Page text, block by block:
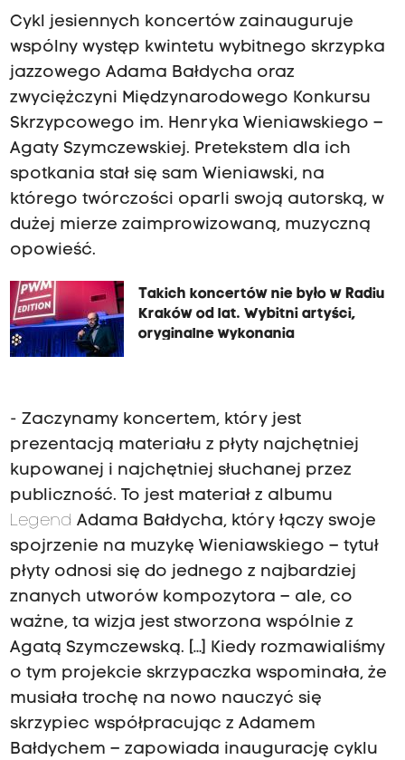
Cykl jesiennych koncertów zainauguruje
wspólny występ kwintetu wybitnego skrzypka
jazzowego Adama Bałdycha oraz
zwyciężczyni Międzynarodowego Konkursu
Skrzypcowego im. Henryka Wieniawskiego –
Agaty Szymczewskiej. Pretekstem dla ich
spotkania stał się sam Wieniawski, na
którego twórczości oparli swoją autorską, w
dużej mierze zaimprowizowaną, muzyczną
opowieść.
Takich koncertów nie było w Radiu
Kraków od lat. Wybitni artyści,
oryginalne wykonania
- Zaczynamy koncertem, który jest
prezentacją materiału z płyty najchętniej
kupowanej i najchętniej słuchanej przez
publiczność. To jest materiał z albumu
Legend Adama Bałdycha, który łączy swoje
spojrzenie na muzykę Wieniawskiego – tytuł
płyty odnosi się do jednego z najbardziej
znanych utworów kompozytora – ale, co
ważne, ta wizja jest stworzona wspólnie z
Agatą Szymczewską. […] Kiedy rozmawialiśmy
o tym projekcie skrzypaczka wspominała, że
musiała trochę na nowo nauczyć się
skrzypiec współpracując z Adamem
Bałdychem – zapowiada inaugurację cyklu